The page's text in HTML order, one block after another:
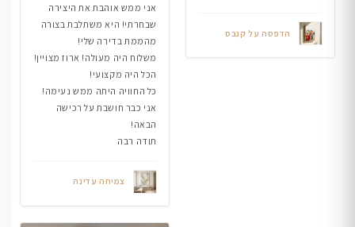
הדפסה על קנבס
אני ממש אוהבת את היצירה
שבחרתי! היא משתלבת בצורה
מהממת בדירה שלי!
משלוח היה מעולה! ארוז מצויין!
הכל היה מקצועי!
כל החוויה היתה ממש נעימה!
אני כבר חושבת על רכישה
הבאה!
תודה רבה
צמיחה עדינה